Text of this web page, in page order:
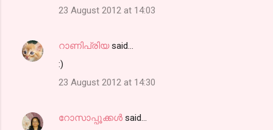
23 August 2012 at 14:03
റാണിപ്രിയsaid…
:)
23 August 2012 at 14:30
റോസാപ്പൂക്കള്‍ said…